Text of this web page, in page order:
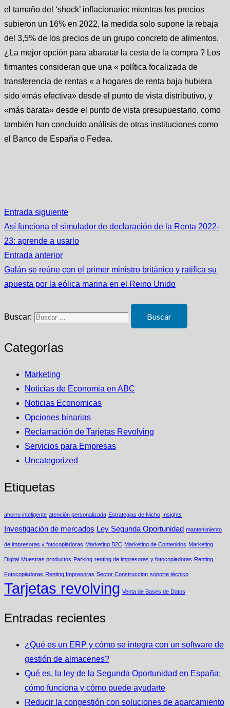
el tamaño del ‘shock’ inflacionario: mientras los precios
subieron un 16% en 2022, la medida solo supone la rebaja
del 3,5% de los precios de un grupo concreto de alimentos.
¿La mejor opción para abaratar la cesta de la compra ? Los
firmantes consideran que una « política focalizada de
transferencia de rentas « a hogares de renta baja hubiera
sido «más efectiva» desde el punto de vista distributivo, y
«más barata» desde el punto de vista presupuestario, como
también han concluido análisis de otras instituciones como
el Banco de España o Fedea.
Entrada siguiente
Así funciona el simulador de declaración de la Renta 2022-
23: aprende a usarlo
Entrada anterior
Galán se reúne con el primer ministro británico y ratifica su
apuesta por la eólica marina en el Reino Unido
Buscar:
Categorías
Marketing
Noticias de Economia en ABC
Noticias Economicas
Opciones binarias
Reclamación de Tarjetas Revolving
Servicios para Empresas
Uncategorized
Etiquetas
ahorro inteligente atención personalizada Estrategias de Nicho Insights
Investigación de mercados Ley Segunda Oportunidad mantenimiento
de impresoras y fotocopiadoras Marketing B2C Marketing de Contenidos Marketing
Digital Muestras productos Parking renting de impresoras y fotocopiadoras Renting
Fotocopiadoras Renting Impresoras Sector Construccion soporte técnico
Tarjetas revolving Venta de Bases de Datos
Entradas recientes
¿Qué es un ERP y cómo se integra con un software de
gestión de almacenes?
Qué es, la ley de la Segunda Oportunidad en España:
cómo funciona y cómo puede ayudarte
Reducir la congestión con soluciones de aparcamiento